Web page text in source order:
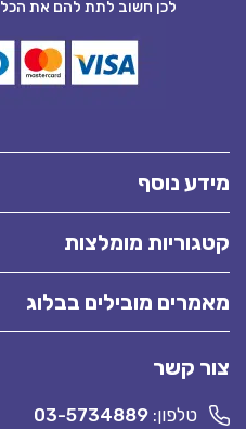
לכן חשוב לתת להם את
מידע נוסף
קטגוריות מומלצות
מאמרים מובילים בבלוג
צור קשר
טלפון: 03-5734889